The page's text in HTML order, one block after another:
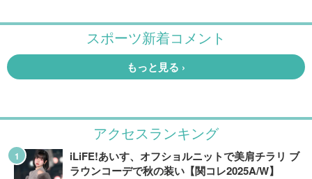
アクセスランキング
iLiFE!あいす、オフショルニットで美肩チラリ ブ
ラウンコーデで秋の装い【関コレ2025A/W】